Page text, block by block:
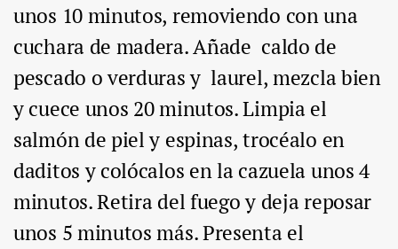
unos 10 minutos, removiendo con una
cuchara de madera. Añade caldo de
pescado o verduras y laurel, mezcla bien
y cuece unos 20 minutos. Limpia el
salmón de piel y espinas, trocéalo en
daditos y colócalos en la cazuela unos 4
minutos. Retira del fuego y deja reposar
unos 5 minutos más. Presenta el